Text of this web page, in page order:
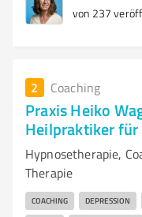
von 237
2 Coaching
Praxis Heiko
Heilpraktiker
Hypnosetherapie,
Therapie
COACHING DEPRESSION